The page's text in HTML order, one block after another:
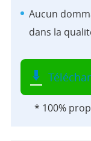
Aucun
dans la
* 100%